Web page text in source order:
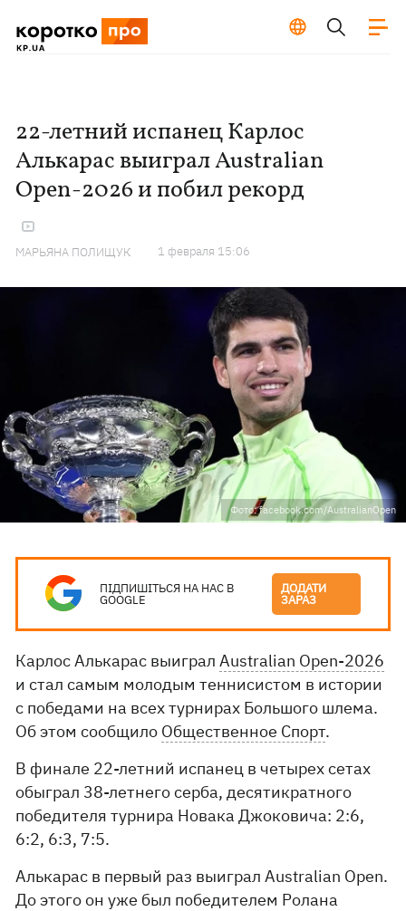
22-летний испанец Карлос
Алькарас выиграл Australian
Open-2026 и побил рекорд
МАРЬЯНА ПОЛИЩУК 1 февраля 15:06
Фото: facebook.com/AustralianOpen
ПІДПИШІТЬСЯ НА НАС В
GOOGLE
ДОДАТИ
ЗАРАЗ
Карлос Алькарас выигралAustralian Open-2026
и стал самым молодым теннисистом в истории
с победами на всех турнирах Большого шлема.
Об этом сообщило Общественное Спорт.
В финале 22-летний испанец в четырех сетах
обыграл 38-летнего серба, десятикратного
победителя турнира Новака Джоковича: 2:6,
6:2, 6:3, 7:5.
Алькарас в первый раз выиграл Australian Open.
До этого он уже был победителем Ролана